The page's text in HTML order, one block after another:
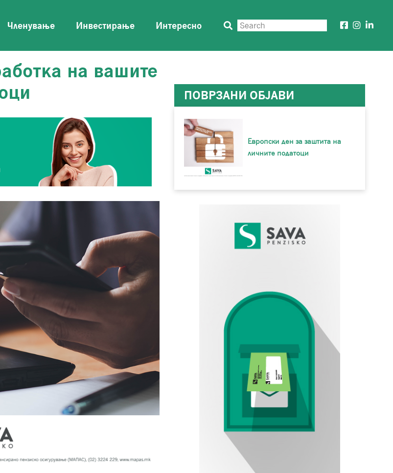
Членување Инвестирање Интересно
на вашите
ПОВРЗАНИ ОБЈАВИ
Европски ден за заштита на
личните податоци